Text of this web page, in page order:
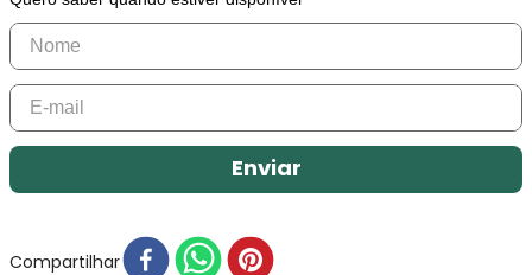
Enviar
Compartilhar